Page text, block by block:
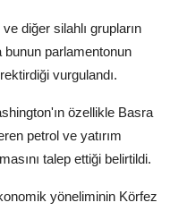
diğer silahlı grupların
bunun parlamentonun
vurgulandı.
özellikle Basra
petrol ve yatırım
talep ettiği belirtildi.
yöneliminin Körfez